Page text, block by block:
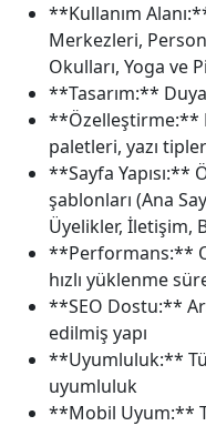
**Kullanım
Merkezleri,
Okulları, Yoga ve
**Tasarım:**
**Özelleştirme:**
paletleri, yazı
**Sayfa Yapısı:**
şablonları (Ana
Üyelikler, İletişim,
**Performans:**
hızlı yüklenme
**SEO Dostu:**
edilmiş yapı
**Uyumluluk:**
uyumluluk
**Mobil Uyum:**